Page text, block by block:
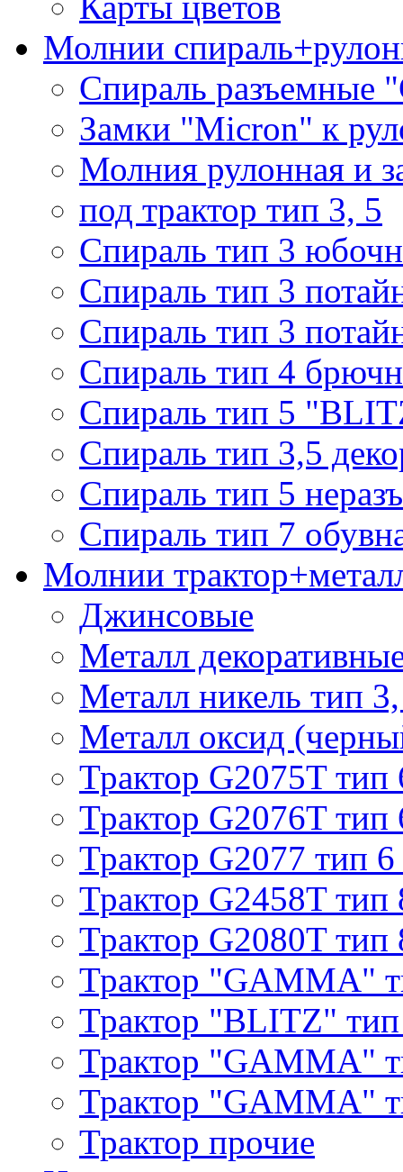
Молнии
Спираль разъемные
Замки "Micron" к
Молния рулонная и
под трактор тип 3, 5
Спираль тип 3
Спираль тип 3
Спираль тип 3
Спираль тип 4
Спираль тип 5
Спираль тип 3,5
Спираль тип 5
Спираль тип 7
Молнии
Джинсовые
Металл
Металл никель тип
Металл оксид
Трактор G2075T тип
Трактор G2076T тип
Трактор G2077 тип 6
Трактор G2458T тип
Трактор G2080T тип
Трактор "GAMMA"
Трактор "BLITZ"
Трактор "GAMMA"
Трактор "GAMMA"
Трактор прочие